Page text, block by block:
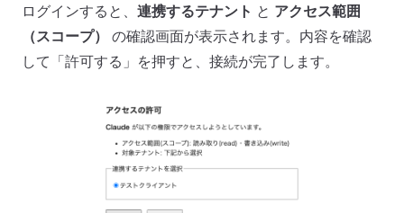
ログインすると、 連携するテナント と アクセス範囲
（スコープ）
の確認画面が表示されます。内容を確認
して「許可する」を押すと、接続が完了します。